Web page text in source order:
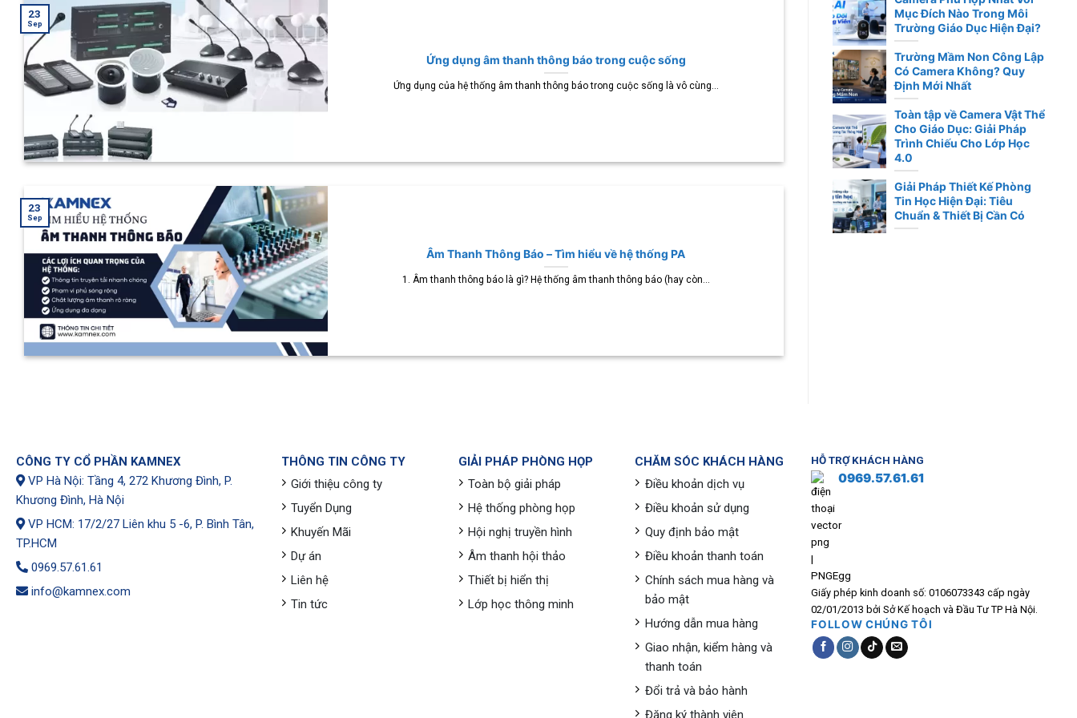
Ứng dụng âm thanh thông báo trong cuộc sống
Ứng dụng của hệ thống âm thanh thông báo trong cuộc sống là vô cùng...
23
Sep
Âm Thanh Thông Báo – Tìm hiểu về hệ thống PA
1. Âm thanh thông báo là gì? Hệ thống âm thanh thông báo (hay còn...
23
Sep
Mục Đích Nào Trong Môi
Trường Giáo Dục Hiện Đại?
Trường Mầm Non Công Lập
Có Camera Không? Quy
Định Mới Nhất
Toàn tập về Camera Vật Thể
Cho Giáo Dục: Giải Pháp
Trình Chiếu Cho Lớp Học
4.0
Giải Pháp Thiết Kế Phòng
Tin Học Hiện Đại: Tiêu
Chuẩn & Thiết Bị Cần Có
CÔNG TY CỔ PHẦN KAMNEX
VP Hà Nội: Tầng 4, 272 Khương Đình, P.
Khương Đình, Hà Nội
VP HCM: 17/2/27 Liên khu 5 -6, P. Bình Tân,
TP.HCM
0969.57.61.61
info@kamnex.com
THÔNG TIN CÔNG TY
Giới thiệu công ty
Tuyển Dụng
Khuyến Mãi
Dự án
Liên hệ
Tin tức
GIẢI PHÁP PHÒNG HỌP
Toàn bộ giải pháp
Hệ thống phòng họp
Hội nghị truyền hình
Âm thanh hội thảo
Thiết bị hiển thị
Lớp học thông minh
CHĂM SÓC KHÁCH HÀNG
Điều khoản dịch vụ
Điều khoản sử dụng
Quy định bảo mật
Điều khoản thanh toán
Chính sách mua hàng và
bảo mật
Hướng dẫn mua hàng
Giao nhận, kiểm hàng và
thanh toán
Đổi trả và bảo hành
Đăng ký thành viên
HỖ TRỢ KHÁCH HÀNG
0969.57.61.61
Giấy phép kinh doanh số: 0106073343 cấp ngày
02/01/2013 bởi Sở Kế hoạch và Đầu Tư TP Hà Nội.
FOLLOW CHÚNG TÔI